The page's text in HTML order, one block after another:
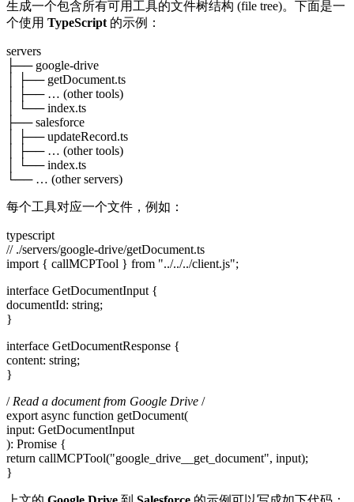
生成一个包含所有可用工具的文件树结构 (file tree)。下面是一
个使用 TypeScript 的示例：
servers
├── google-drive
│ ├── getDocument.ts
│ ├── … (other tools)
│ └── index.ts
├── salesforce
│ ├── updateRecord.ts
│ ├── … (other tools)
│ └── index.ts
└── … (other servers)
每个工具对应一个文件，例如：
typescript
// ./servers/google-drive/getDocument.ts
import { callMCPTool } from "../../../client.js";
interface GetDocumentInput {
documentId: string;
}
interface GetDocumentResponse {
content: string;
}
/Read a document from Google Drive /
export async function getDocument(
input: GetDocumentInput
): Promise {
return callMCPTool("google_drive__get_document", input);
}